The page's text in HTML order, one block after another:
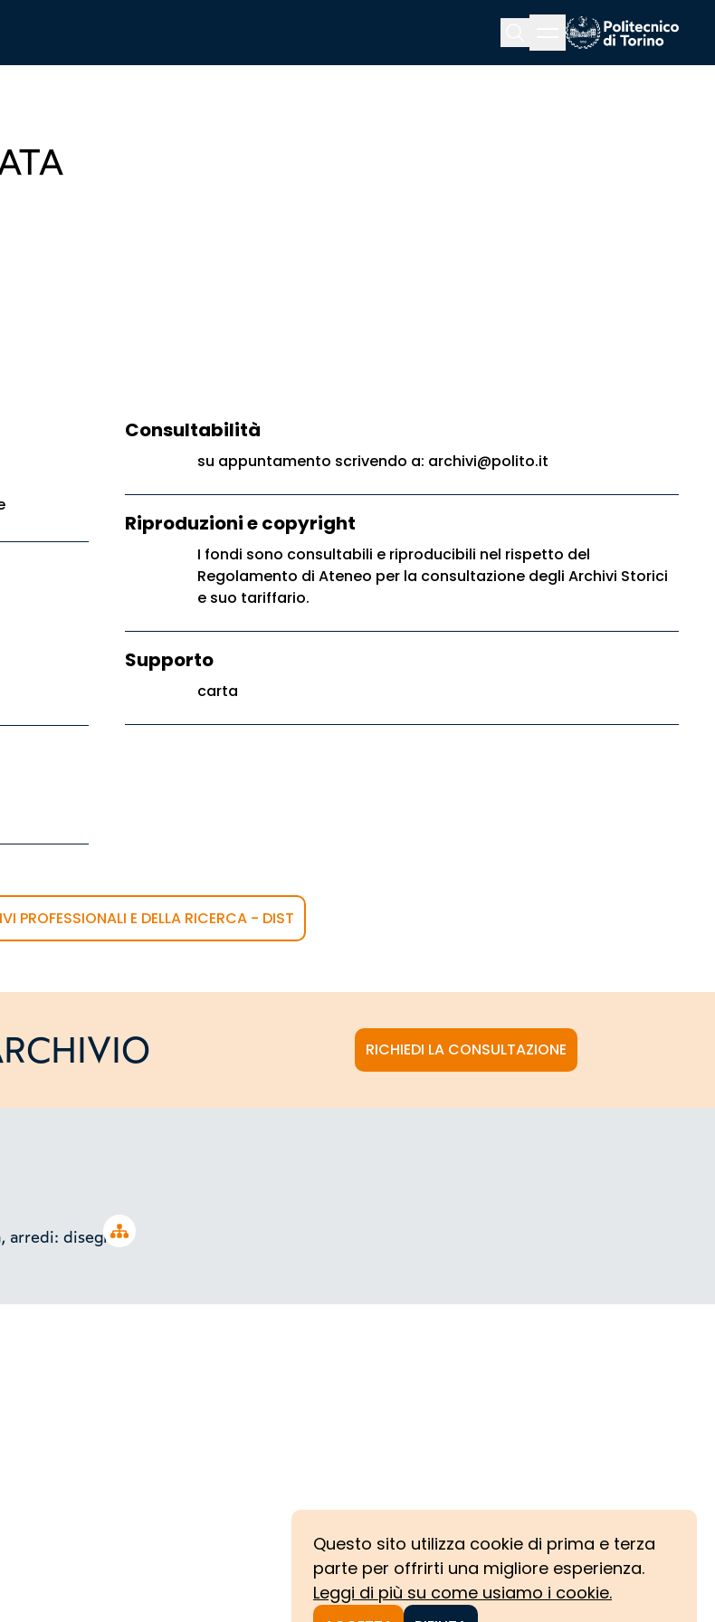
Questo sito utilizza cookie di prima e terza
parte per offrirti una migliore esperienza.
Leggi di più su come usiamo i cookie.
Menu button
Consultabilità
su appuntamento scrivendo a: archivi@polito.it
Riproduzioni e copyright
I fondi sono consultabili e riproducibili nel rispetto del
Regolamento di Ateneo per la consultazione degli Archivi Storici
e suo tariffario.
Supporto
carta
PROFESSIONALI E DELLA RICERCA - DIST
RICHIEDI LA CONSULTAZIONE
Open tree
arredi: disegni